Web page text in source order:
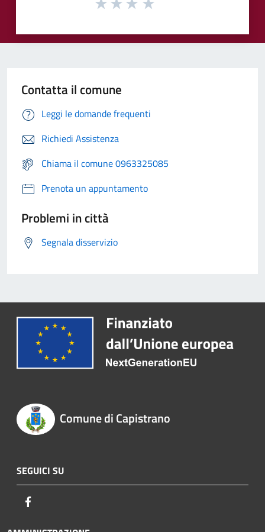
Contatta il comune
Leggi le domande frequenti
Richiedi Assistenza
Chiama il comune 0963325085
Prenota un appuntamento
Problemi in città
Segnala disservizio
Comune di Capistrano
SEGUICI SU